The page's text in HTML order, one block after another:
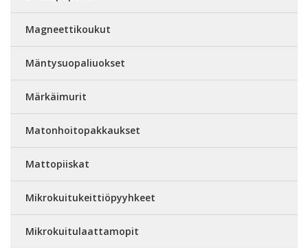
Magneettikoukut
Mäntysuopaliuokset
Märkäimurit
Matonhoitopakkaukset
Mattopiiskat
Mikrokuitukeittiöpyyhkeet
Mikrokuitulaattamopit